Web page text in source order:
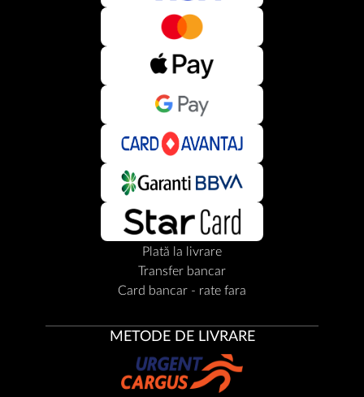
Plată la livrare
Transfer bancar
Card bancar - rate fara
METODE DE LIVRARE